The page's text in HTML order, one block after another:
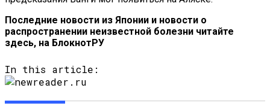
Последние новости из Японии и новости о
распространении неизвестной болезни читайте
здесь, на БлокнотРУ
In this article: